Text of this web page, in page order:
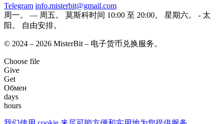
Telegram info.misterbit@gmail.com
周一。 — 周五。 莫斯科时间 10:00 至 20:00。 星期六。 - 太
阳。 自由安排。
© 2024 – 2026 MisterBit – 电子货币兑换服务。
Choose file
Give
Get
Обмен
days
hours